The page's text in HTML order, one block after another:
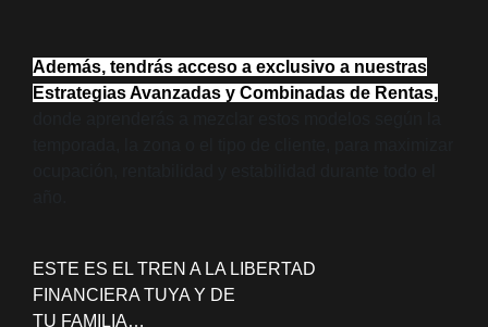
Además, tendrás acceso a exclusivo a nuestras
Estrategias Avanzadas y Combinadas de Rentas,
ESTE ES EL TREN A LA LIBERTAD
FINANCIERA TUYA Y DE
TU FAMILIA…